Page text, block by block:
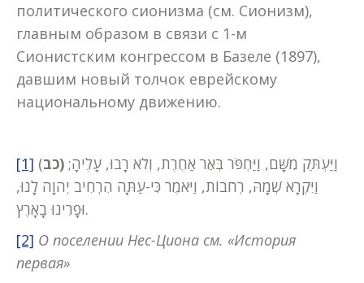
политического сионизма (см. Сионизм),
главным образом в связи с 1-м
Сионистским конгрессом в Базеле (1897),
давшим новый толчок еврейскому
национальному движению.
[1] ( כב)
וַיִּקְרָא שְׁמָהּ, רְחֹבוֹת, וַיֹּאמֶר כִּי-עַתָּה הִרְחִיב יְהוָה לָנוּ,
וּפָרִינוּ בָאָרֶץ.
[2] О поселении Нес-Циона см. «История
первая»